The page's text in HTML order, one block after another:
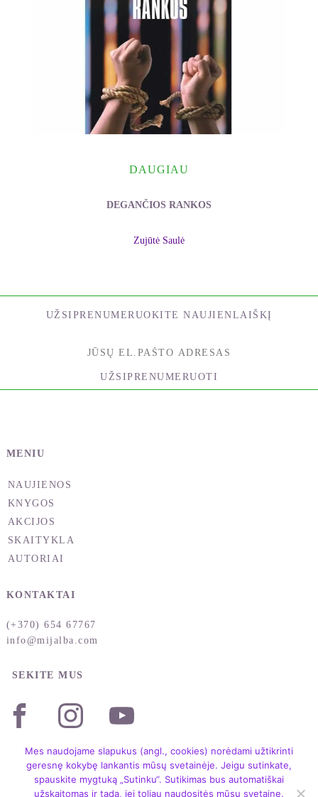
DAUGIAU
DEGANČIOS RANKOS
Zujūtė Saulė
UŽSIPRENUMERUOKITE NAUJIENLAIŠKĮ
UŽSIPRENUMERUOTI
MENIU
NAUJIENOS
KNYGOS
AKCIJOS
SKAITYKLA
AUTORIAI
KONTAKTAI
(+370) 654 67767
info@mijalba.com
SEKITE MUS
Mes naudojame slapukus (angl., cookies) norėdami užtikrinti
geresnę kokybę lankantis mūsų svetainėje. Jeigu sutinkate,
spauskite mygtuką „Sutinku“. Sutikimas bus automatiškai
užskaitomas ir tada, jei toliau naudositės mūsų svetaine.